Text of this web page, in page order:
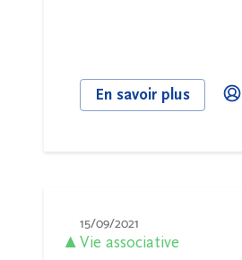
En savoir plus
15/09/2021
Vie associative